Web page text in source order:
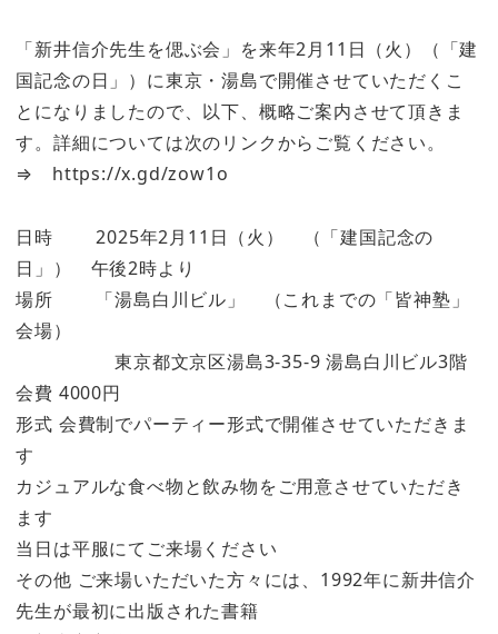
「新井信介先生を偲ぶ会」を来年2月11日（火）（「建
国記念の日」）に東京・湯島で開催させていただくこ
とになりましたので、以下、概略ご案内させて頂きま
す。詳細については次のリンクからご覧ください。
⇒ https://x.gd/zow1o
日時 2025年2月11日（火） （「建国記念の
日」） 午後2時より
場所 「湯島白川ビル」 （これまでの「皆神塾」
会場）
東京都文京区湯島3-35-9 湯島白川ビル3階
会費 4000円
形式 会費制でパーティー形式で開催させていただきま
す
カジュアルな食べ物と飲み物をご用意させていただき
ます
当日は平服にてご来場ください
その他 ご来場いただいた方々には、1992年に新井信介
先生が最初に出版された書籍